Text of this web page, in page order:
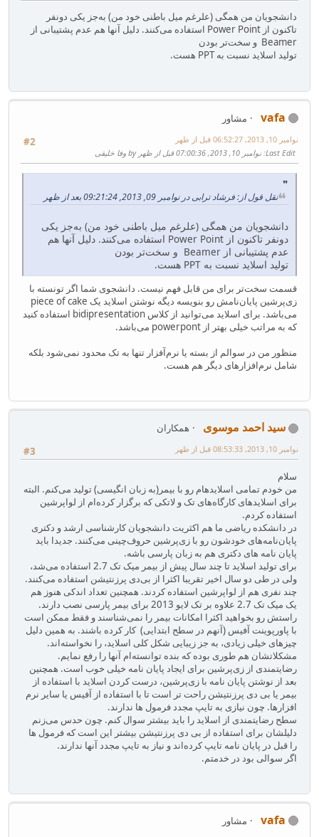
دانشجویان من همگی (علرغم میل باطنی خود من) به‌جز یکی دونفر
تاکنون از Power Point‌ استفاده می‌کنند. دلیل آنها هم عدم پشتیبانی از
Beamer و سخت‌تر بودن
تولید اسلاید نسبت به PPT‌ هست.
vafa
مشاور
#2
نوامبر 10, 2013, 06:52:27 قبل از ظهر
Last Edit: نوامبر 10, 2013, 07:00:36 قبل از ظهر by وفا خلیقی
نقل قول از: فرشاد ترابی در نوامبر 09, 2013, 09:21:24 بعد از ظهر
دانشجویان من همگی (علرغم میل باطنی خود من) به‌جز یکی
دونفر تاکنون از Power Point‌ استفاده می‌کنند. دلیل آنها هم
عدم پشتیبانی از Beamer و سخت‌تر بودن
تولید اسلاید نسبت به PPT‌ هست.
قسمت سخت‌تر برای من قابل فهم نیست. دانشجوی شما اگر تونسته با
زی‌پرشین پایان‌نامش رو بنویسه دیگه نوشتن اسلاید یک piece of cake
می‌باشد. برای اسلاید می‌توانید از کلاس bidipresentation استفاده کنید
که به مراتب خیلی بهتر از powerpont می‌باشد.
منظور من در سوالم از بسته یا نرم‌آفزار تنها به تک محدود نمی‌شود بلکه
شامل نرم‌افزارهای دیگر هم هست.
سید احمد موسوی
همکاران
#3
نوامبر 10, 2013, 08:53:33 قبل از ظهر
سلام
من خودم تمامی اسلایدهام رو با بیمر(به زبان انگیسی) تولید می‌کنم. البته
برای اسلایدهای کارگاه‌های تک و لاتکی که برگزار کرده‌ام از لواپرشین
استفاده کردم.
در دانشکده ریاضی ما هم اکثریت دانشجویان کارشناسی ارشد و دکتری
پایان‌نامه‌های خودشون رو با زی‌پرشین حروف‌چینی می‌کنند. جدیدا باید
پایان نامه های دکتری هم به زبان پارسی باشه.
برای تولید اسلاید تا چند سال پیش از بیمر میک تک 2.7 استفاده می‌شد،
ولی در طی دو سال اخیر تقریبا اکثرا از بی‌دی پرزنتیشن استفاده می‌کنند.
چند نفری هم از لواپرشین استفاده کردند. همچنین تعداد اندکی هنوز هم
یک میک تک 2.7 علاوه بر تک لایو 2013 برای بیمر پارسی نصب دارند.
راستش رو بخواهید اکثرا امکانات بیمر را نمی‌شناسند و فقط ممکن است
با پاورپوینت آفیس (آنهم در سطح ابتدایی) کار کرده باشند. به همین دلیل
چیزهای خیلی زیادی، به جز زیبایی شکل کلی اسلاید، را نخواسته‌اند.
مشکلاتشان هم طوری بوده که بنده توانسته‌ام آنها را رفع نمایم.
رضایتمندی از زی‌پرشین برای ایجاد پایان نامه خیلی خوب است. همچنین
بعد از نوشتن پایان نامه با زی‌پرشین، درست کردن اسلاید با استفاده از
بیمر یا بی دی پرزنتیشن راحت تر است تا با استفاده از آفیس یا سایر نرم
افزارها. چون نیازی به تایپ مجدد فرمول ها ندارند.
سطح رضایتمندی از اسلاید را باید بیشتر سوال کنم. چون حدس می‌زنم
دلیلشان برای استفاده از بی دی پرزنتیشن بیشتر این است که فرمول ها
را قبل در پایان نامه تایپ کرده‌اند و نیاز به تایپ مجدد آنها ندارند.
اگر سوالی بود در خدمتم.
vafa مشاور